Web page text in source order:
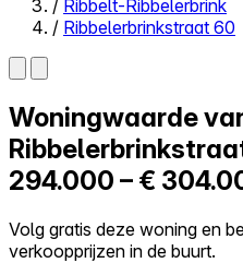
Zelf kopen
Alles-in-één
Reviews
Prijzen
Log in
Probeer Walter gratis
/ Ribbelt-Ribbelerbrink
/ Ribbelerbrinkstraat 60
Woningwaarde
294.000 – €
Volg gratis deze woning en
verkoopprijzen in de buurt.